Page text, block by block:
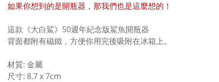
如果你想到的是開瓶器，那我們也是這麼想的！
這款《大白鯊》50週年紀念版鯊魚開瓶器
背面都附有磁鐵，方便你用完後吸附在冰箱上。
材質: 金屬
尺寸: 8.7 x 7cm